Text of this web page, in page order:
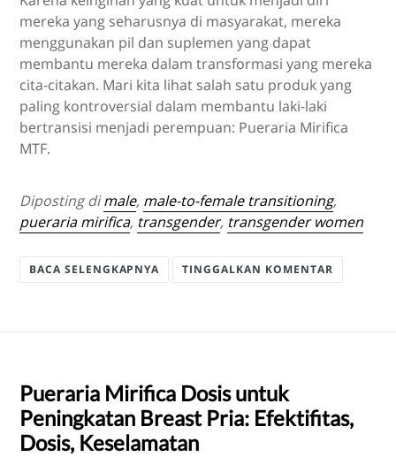
mereka yang seharusnya di masyarakat, mereka
menggunakan pil dan suplemen yang dapat
membantu mereka dalam transformasi yang mereka
cita-citakan. Mari kita lihat salah satu produk yang
paling kontroversial dalam membantu laki-laki
bertransisi menjadi perempuan: Pueraria Mirifica
MTF.
Diposting dimale, male-to-female transitioning,
pueraria mirifica, transgender, transgender women
BACA SELENGKAPNYA TINGGALKAN KOMENTAR
Pueraria Mirifica Dosis untuk
Peningkatan Breast Pria: Efektifitas,
Dosis, Keselamatan